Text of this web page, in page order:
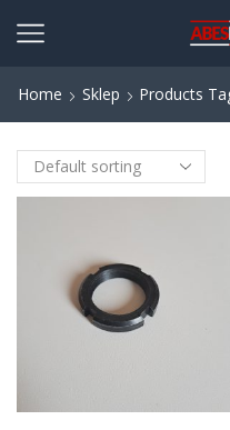
Home Sklep Products